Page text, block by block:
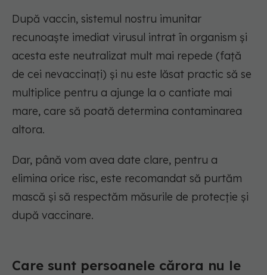
După vaccin, sistemul nostru imunitar
recunoaște imediat virusul intrat în organism și
acesta este neutralizat mult mai repede (față
de cei nevaccinați) și nu este lăsat practic să se
multiplice pentru a ajunge la o cantiate mai
mare, care să poată determina contaminarea
altora.
Dar, până vom avea date clare, pentru a
elimina orice risc, este recomandat să purtăm
mască și să respectăm măsurile de protecție și
după vaccinare.
Care sunt persoanele cărora nu le